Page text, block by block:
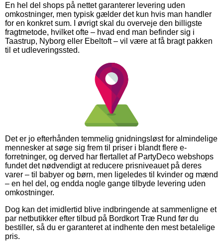
En hel del shops på nettet garanterer levering uden
omkostninger, men typisk gælder det kun hvis man handler
for en konkret sum. I øvrigt skal du overveje den billigste
fragtmetode, hvilket ofte – hvad end man befinder sig i
Taastrup, Nyborg eller Ebeltoft – vil være at få bragt pakken
til et udleveringssted.
Det er jo efterhånden temmelig gnidningsløst for almindelige
mennesker at søge sig frem til priser i blandt flere e-
forretninger, og derved har flertallet af PartyDeco webshops
fundet det nødvendigt at reducere prisniveauet på deres
varer – til babyer og børn, men ligeledes til kvinder og mænd
– en hel del, og endda nogle gange tilbyde levering uden
omkostninger.
Dog kan det imidlertid blive indbringende at sammenligne et
par netbutikker efter tilbud på Bordkort Træ Rund før du
bestiller, så du er garanteret at indhente den mest betalelige
pris.